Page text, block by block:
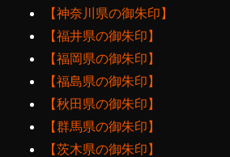
【神奈川県の御朱印】
【福井県の御朱印】
【福岡県の御朱印】
【福島県の御朱印】
【秋田県の御朱印】
【群馬県の御朱印】
【茨木県の御朱印】